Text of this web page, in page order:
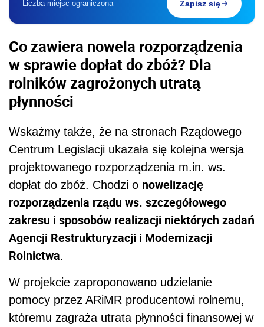
Liczba miejsc ograniczona Zapisz się
Co zawiera nowela rozporządzenia
w sprawie dopłat do zbóż? Dla
rolników zagrożonych utratą
płynności
Wskażmy także, że na stronach Rządowego
Centrum Legislacji ukazała się kolejna wersja
projektowanego rozporządzenia m.in. ws.
dopłat do zbóż. Chodzi o nowelizację
rozporządzenia rządu ws. szczegółowego
zakresu i sposobów realizacji niektórych zadań
Agencji Restrukturyzacji i Modernizacji
Rolnictwa.
W projekcie zaproponowano udzielanie
pomocy przez ARiMR producentowi rolnemu,
któremu zagraża utrata płynności finansowej w